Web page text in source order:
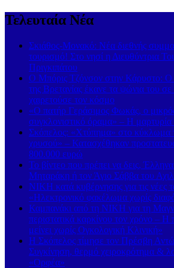
Τελευταία Νέα
Σκιάθος-Μονακό: Νέα διεθνής
τουρισμό! Στο νησί η Διευθύντρια
Πριγκιπάτου
Ο Μπόρις Τζόνσον στην Κάρυστο:
της Βρετανίας έκανε τα ψώνια του
χαιρετούσε τον κόσμο
«Ο πατήρ Γεράσιμος Φωκάς, ο
συγκλονιστικό όραμα» – Η μαρτυρία
Σκόπελος: «Χτύπημα» στο κύκλωμα
χρυσού» – Κατασχέθηκαν
800.000 ευρώ
Το βίντεο που πρέπει να δεις,
Μηταράκη ή τον Άγιο Σάββα του
ΝΙΚΗ κατά κυβέρνησης για τις νέες
«Ηλεκτρονικό φακέλωμα χωρίς
Καμπανάκι από τη ΝΙΚΗ για τη
περιστατικά καρκίνου τον χρόνο – Η
μείνει χωρίς Ογκολογική Κλινική»
Η Σκόπελος τίμησε τον Πρέσβη
Συγκίνηση, θερμό χειροκρότημα &
«Ορφέα»